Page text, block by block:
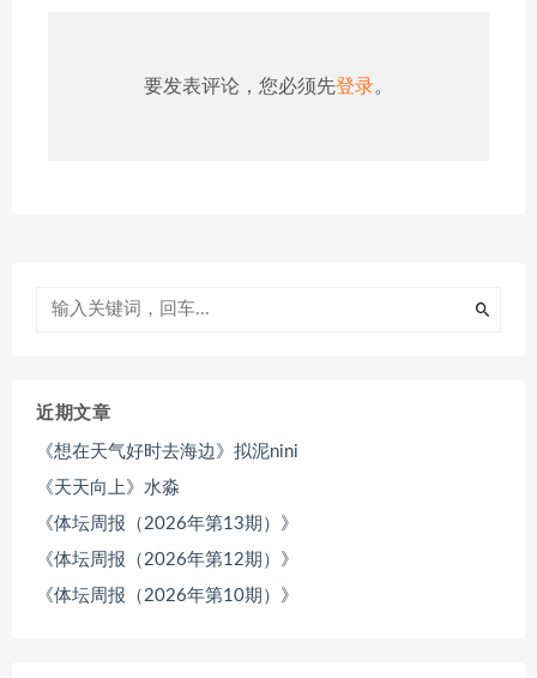
要发表评论，您必须先登录。
近期文章
《想在天气好时去海边》拟泥nini
《天天向上》水淼
《体坛周报（2026年第13期）》
《体坛周报（2026年第12期）》
《体坛周报（2026年第10期）》